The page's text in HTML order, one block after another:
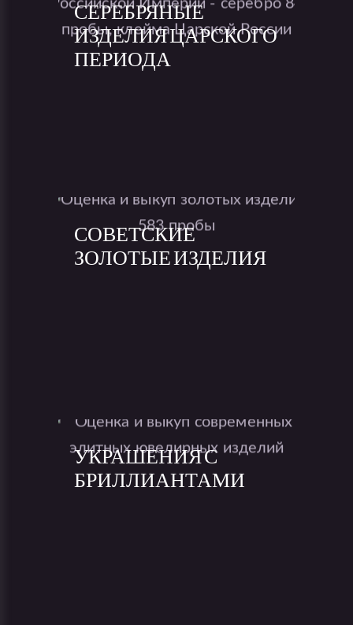
СЕРЕБРЯНЫЕ
ИЗДЕЛИЯ ЦАРСКОГО
ПЕРИОДА
СОВЕТСКИЕ
ЗОЛОТЫЕ ИЗДЕЛИЯ
УКРАШЕНИЯ С
БРИЛЛИАНТАМИ